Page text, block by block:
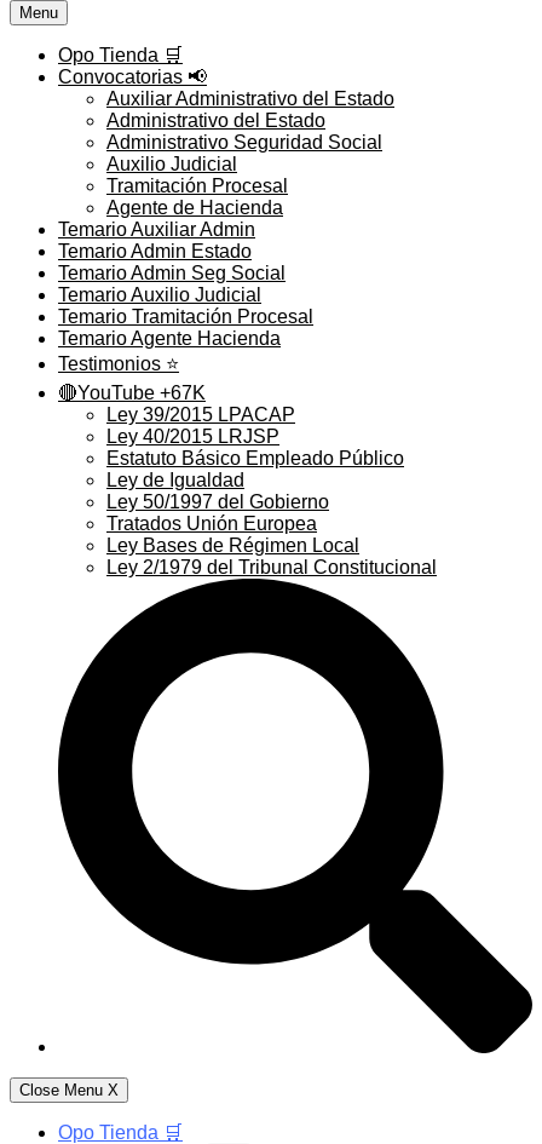
Menu
Opo Tienda 🛒
Convocatorias 📢
Auxiliar Administrativo del Estado
Administrativo del Estado
Administrativo Seguridad Social
Auxilio Judicial
Tramitación Procesal
Agente de Hacienda
Temario Auxiliar Admin
Temario Admin Estado
Temario Admin Seg Social
Temario Auxilio Judicial
Temario Tramitación Procesal
Temario Agente Hacienda
Testimonios ⭐️
🔴YouTube +67K
Ley 39/2015 LPACAP
Ley 40/2015 LRJSP
Estatuto Básico Empleado Público
Ley de Igualdad
Ley 50/1997 del Gobierno
Tratados Unión Europea
Ley Bases de Régimen Local
Ley 2/1979 del Tribunal Constitucional
Close Menu X
Opo Tienda 🛒